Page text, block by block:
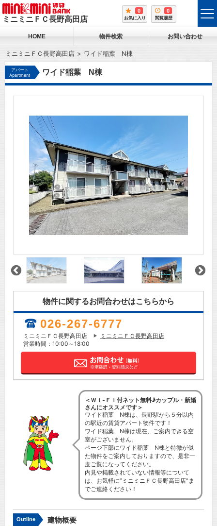
ミニミニＦＣ長野高田店
0
お気に入り
0
閲覧履歴
HOME 物件検索 お問い合わせ
ミニミニＦＣ長野高田店 ワイド稲葉 N棟
アパート
Apartment
ワイド稲葉 N棟
物件に関するお問合わせはこちらから
026-267-6777
ミニミニＦＣ長野高田店
ミニミニＦＣ長野高田店
営業時間：10:00～18:00
＜Ｗｉ-Ｆｉ付ネット無料♪カップル・新婚
さんにオススメです＞
ワイド稲葉 N棟は、長野駅から５分以内
の駅近の賃貸アパート物件です！
ワイド稲葉 N棟は現在、ご案内できる空
室がございません。
ページ下部にワイド稲葉 N棟と特徴が似
た物件をご案内しておりますので、是非一
度ご覧になってください。
内見や掲載されていない情報等について
は、お気軽に”ミニミニＦＣ長野高田店”ま
でご連絡ください！
Outline 建物概要